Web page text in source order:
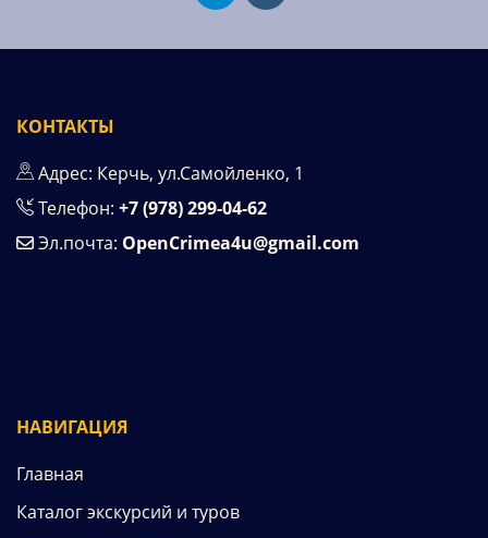
КОНТАКТЫ
Адрес: Керчь, ул.Самойленко, 1
Телефон: +7 (978) 299-04-62
Эл.почта: OpenCrimea4u@gmail.com
НАВИГАЦИЯ
Главная
Каталог экскурсий и туров